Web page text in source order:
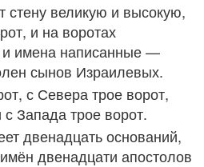
стену великую и высокую,
и на воротах
и имена написанные —
сынов Израилевых.
с Севера трое ворот,
Запада трое ворот.
двенадцать оснований,
двенадцати апостолов